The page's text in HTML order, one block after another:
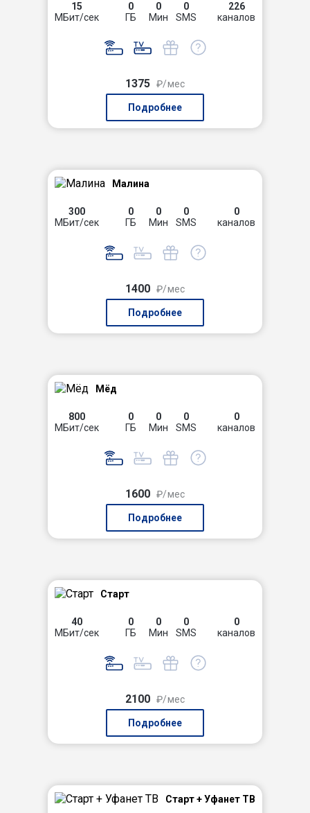
15
МБит/сек
0
ГБ
0
Мин
0
SMS
226
каналов
1375 ₽/мес
Подробнее
Малина
300
МБит/сек
0
ГБ
0
Мин
0
SMS
0
каналов
1400 ₽/мес
Подробнее
Мёд
800
МБит/сек
0
ГБ
0
Мин
0
SMS
0
каналов
1600 ₽/мес
Подробнее
Старт
40
МБит/сек
0
ГБ
0
Мин
0
SMS
0
каналов
2100 ₽/мес
Подробнее
Старт + Уфанет ТВ